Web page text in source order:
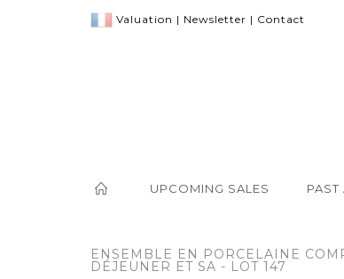
Valuation | Newsletter | Contact
UPCOMING SALES PAST
ENSEMBLE EN PORCELAINE
DÉJEUNER ET SA - LOT 147